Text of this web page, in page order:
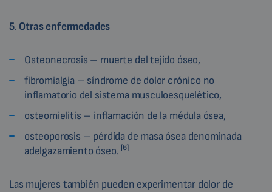
5. Otras enfermedades
Osteonecrosis – muerte del tejido óseo,
fibromialgia – síndrome de dolor crónico no
inflamatorio del sistema musculoesquelético,
osteomielitis – inflamación de la médula ósea,
osteoporosis – pérdida de masa ósea denominada
adelgazamiento óseo. [6]
Las mujeres también pueden experimentar dolor de